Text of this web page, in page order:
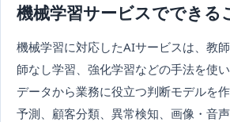
機械学習サービスでできる
機械学習に対応したAIサービスは、教
師なし学習、強化学習などの手法を使
データから業務に役立つ判断モデルを
予測、顧客分類、異常検知、画像・音